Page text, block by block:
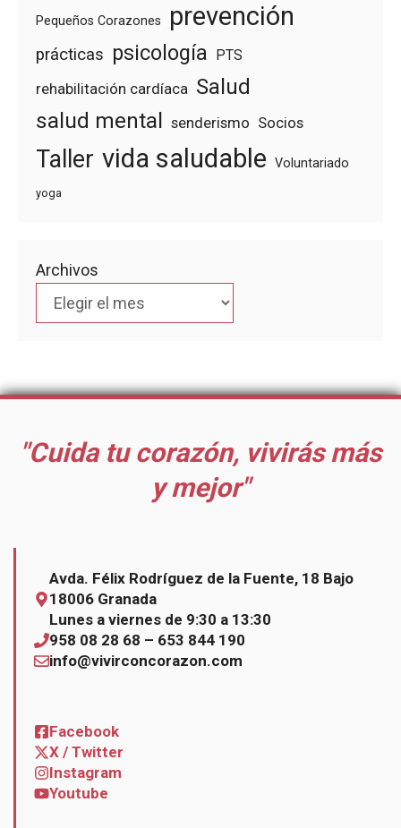
Pequeños Corazones prevención
prácticas psicología PTS
rehabilitación cardíaca Salud
salud mental senderismo Socios
Taller vida saludable Voluntariado
yoga
Archivos
"Cuida tu corazón, vivirás más
y mejor"
Avda. Félix Rodríguez de la Fuente, 18 Bajo
18006 Granada
Lunes a viernes de 9:30 a 13:30
958 08 28 68 – 653 844 190
info@vivirconcorazon.com
Facebook
X / Twitter
Instagram
Youtube